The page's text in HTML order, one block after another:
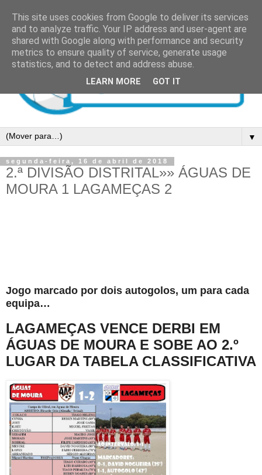
▼
segunda-feira, 16 de abril de 2018
2.ª DIVISÃO DISTRITAL»» ÁGUAS DE
MOURA 1 LAGAMEÇAS 2
Jogo marcado por dois autogolos, um para cada
equipa…
LAGAMEÇAS VENCE DERBI EM
ÁGUAS DE MOURA E SOBE AO 2.º
LUGAR DA TABELA CLASSIFICATIVA
This site uses cookies from Google to deliver its services
and to analyze traffic. Your IP address and user-agent are
shared with Google along with performance and security
metrics to ensure quality of service, generate usage
statistics, and to detect and address abuse.
LEARN MORE GOT IT